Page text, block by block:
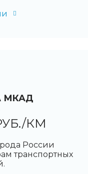
МКАД
КМ
России
транспортных